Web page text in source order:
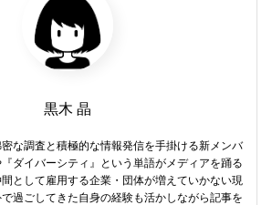
黒木 晶
な調査と積極的な情報発信を手掛ける新メンバ
ダイバーシティ』という単語がメディアを踊る
として雇用する企業・団体が増えていかない現
過ごしてきた自身の経験も活かしながら記事を